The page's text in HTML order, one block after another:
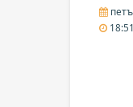
18:51